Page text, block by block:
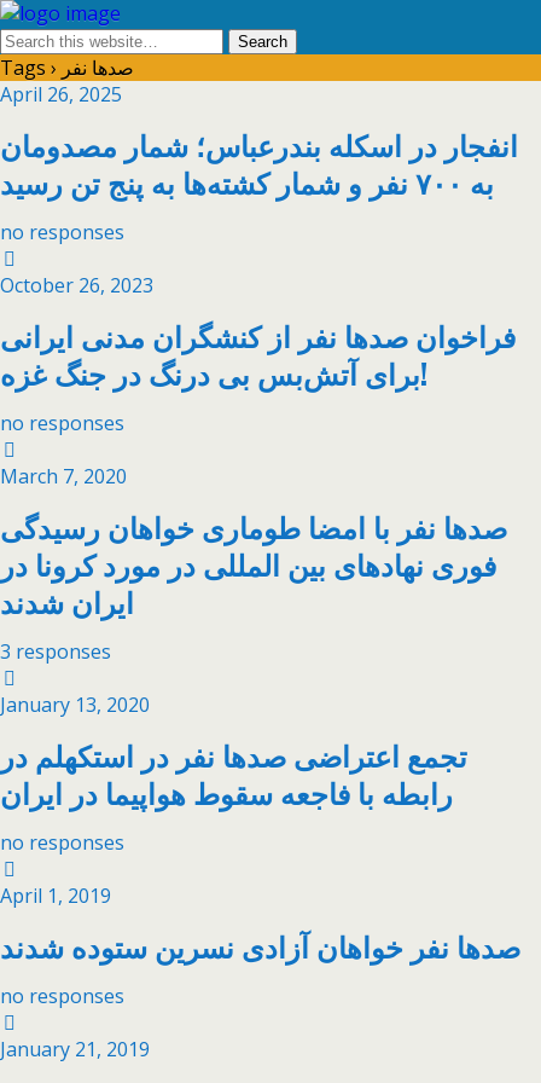
Tags › صدها نفر
April 26, 2025
انفجار در اسکله بندرعباس؛ شمار مصدومان
به ۷۰۰ نفر و شمار کشته‌ها به پنج تن رسید
no responses
October 26, 2023
فراخوان صدها نفر از کنشگران مدنی ایرانی
برای آتش‌بس بی درنگ در جنگ غزه!
no responses
March 7, 2020
صدها نفر با امضا طوماری خواهان رسیدگی
فوری نهادهای بین المللی در مورد کرونا در
ایران شدند
3 responses
January 13, 2020
تجمع اعتراضی صدها نفر در استکهلم در
رابطه با فاجعه سقوط هواپیما در ایران
no responses
April 1, 2019
صدها نفر خواهان آزادی نسرین ستوده شدند
no responses
January 21, 2019